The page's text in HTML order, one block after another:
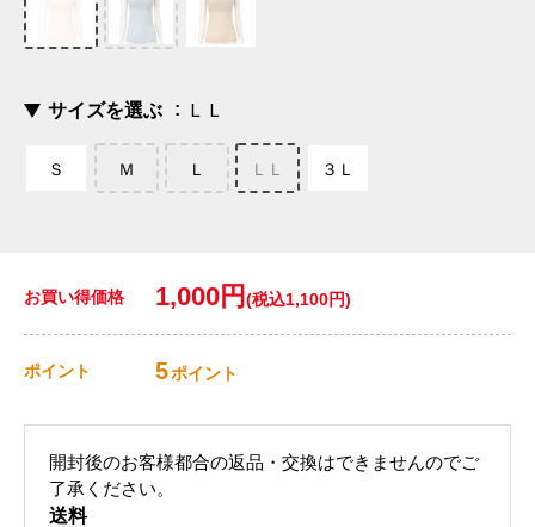
サイズを選ぶ ＬＬ
Ｓ Ｍ Ｌ ＬＬ ３Ｌ
お買い得価格 1,000円 (税込1,100円)
ポイント 5ポイント
開封後のお客様都合の返品・交換はできませんのでご
了承ください。
送料